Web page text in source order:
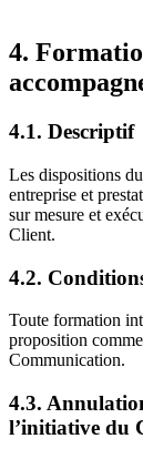
4.
4.1. Descriptif
Les dispositions
entreprise et
sur mesure et
Client.
4.2.
Toute formation
proposition
Communication.
4.3.
l’initiative du